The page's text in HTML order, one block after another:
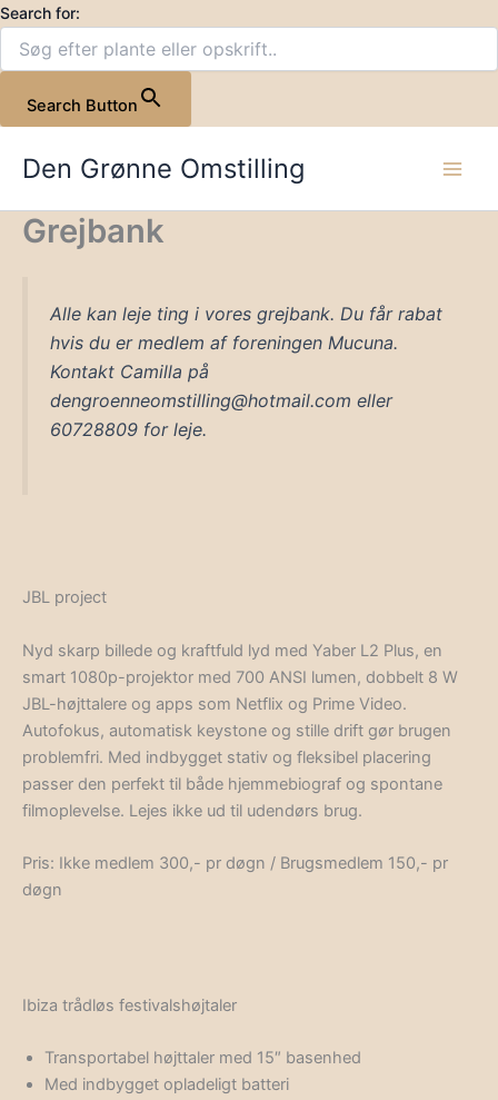
Search for:
Search Button
Gå
indholdet
Den Grønne Omstilling
Grejbank
Alle kan leje ting i vores grejbank. Du får rabat
hvis du er medlem af foreningen Mucuna.
Kontakt Camilla på
dengroenneomstilling@hotmail.com eller
60728809 for leje.
JBL project
Nyd skarp billede og kraftfuld lyd med Yaber L2 Plus, en
smart 1080p-projektor med 700 ANSI lumen, dobbelt 8 W
JBL-højttalere og apps som Netflix og Prime Video.
Autofokus, automatisk keystone og stille drift gør brugen
problemfri. Med indbygget stativ og fleksibel placering
passer den perfekt til både hjemmebiograf og spontane
filmoplevelse. Lejes ikke ud til udendørs brug.
Pris: Ikke medlem 300,- pr døgn / Brugsmedlem 150,- pr
døgn
Ibiza trådløs festivalshøjtaler
Transportabel højttaler med 15″ basenhed
Med indbygget opladeligt batteri